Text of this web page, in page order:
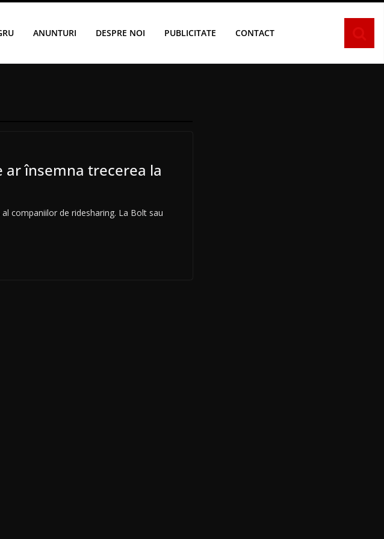
ANUNTURI DESPRE NOI PUBLICITATE CONTACT
ar însemna trecerea la
companiilor de ridesharing. La Bolt sau